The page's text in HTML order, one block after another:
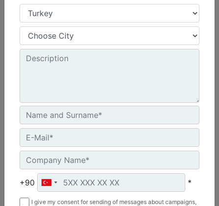
3,66 m (12 ft)
Çalışma Genişliği :
144 inç - 3658 mm
Ağırlık :
4523.9 lb - 2052 kg
Machine Details
+90 *
I give my consent for sending of messages about campaigns,